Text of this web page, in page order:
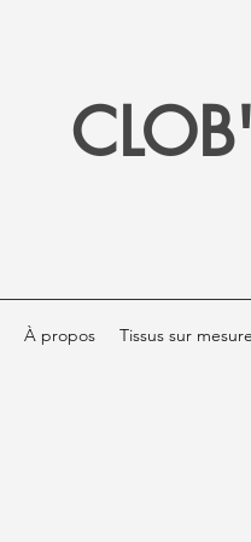
À propos Tissus sur mesure